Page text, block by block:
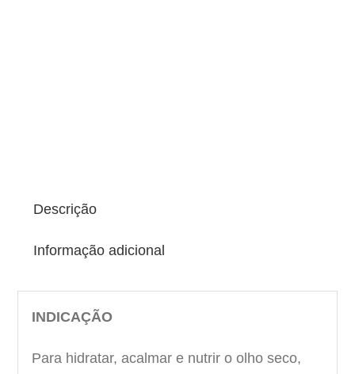
Descrição
Informação adicional
INDICAÇÃO
Para hidratar, acalmar e nutrir o olho seco,